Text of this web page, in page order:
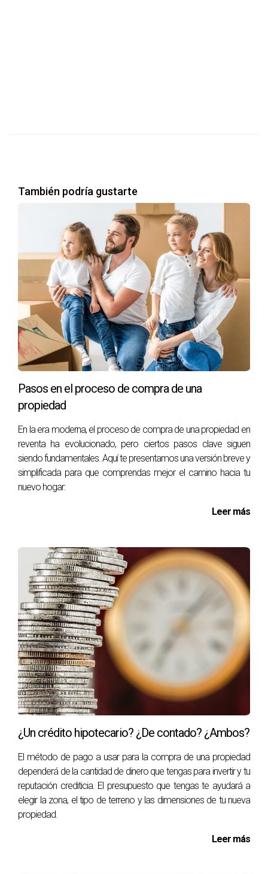
También podría gustarte
Pasos en el proceso de compra de una
propiedad
En la era moderna, el proceso de compra de una propiedad en
reventa ha evolucionado, pero ciertos pasos clave siguen
siendo fundamentales. Aquí te presentamos una versión breve y
simplificada para que comprendas mejor el camino hacia tu
nuevo hogar:
Leer más
¿Un crédito hipotecario? ¿De contado? ¿Ambos?
El método de pago a usar para la compra de una propiedad
dependerá de la cantidad de dinero que tengas para invertir y tu
reputación crediticia. El presupuesto que tengas te ayudará a
elegir la zona, el tipo de terreno y las dimensiones de tu nueva
propiedad.
Leer más